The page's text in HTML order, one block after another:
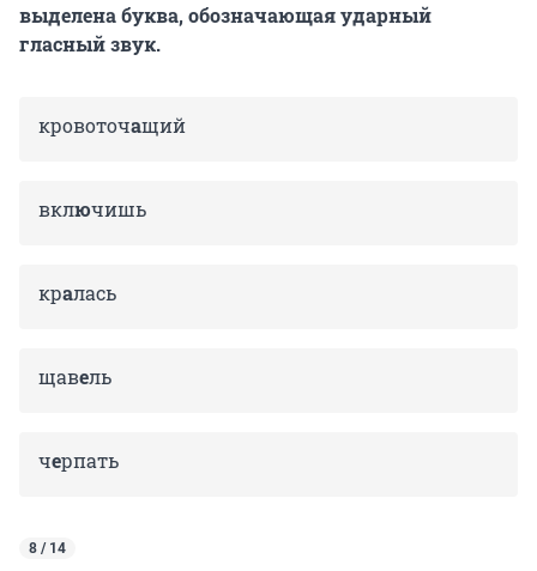
выделена буква, обозначающая ударный
гласный звук.
кровоточащий
включишь
кралась
щавель
черпать
8 / 14